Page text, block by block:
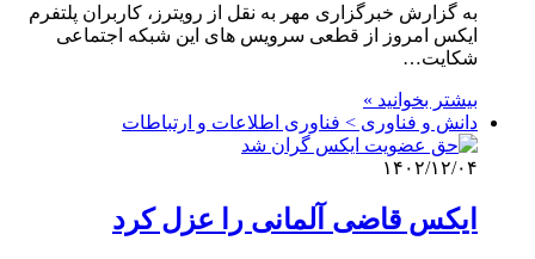
به گزارش خبرگزاری مهر به نقل از رویترز، کاربران پلتفرم
ایکس امروز از قطعی سرویس های این شبکه اجتماعی
شکایت…
بیشتر بخوانید »
دانش و فناوری > فناوری اطلاعات و ارتباطات
۱۴۰۲/۱۲/۰۴
ایکس قاضی آلمانی را عزل کرد